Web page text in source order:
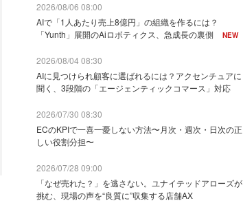
2026/08/06 08:00
AIで「1人あたり売上8億円」の組織を作るには？
「Yunth」展開のAiロボティクス、急成長の裏側
NEW
2026/08/04 08:30
AIに見つけられ顧客に選ばれるには？アクセンチュアに
聞く、3段階の「エージェンティックコマース」対応
2026/07/30 08:30
ECのKPIで一喜一憂しない方法〜月次・週次・日次の正
しい役割分担〜
2026/07/28 09:00
「なぜ売れた？」を逃さない。ユナイテッドアローズが
挑む、現場の声を“良質に”収集する店舗AX